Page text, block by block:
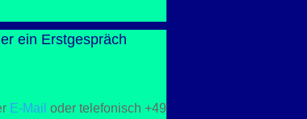
ein Erstgespräch
E-Mail oder telefonisch+49